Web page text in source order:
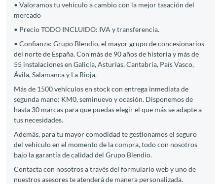
• Valoramos tu vehículo a cambio con la mejor tasación del
mercado
• Precio TODO INCLUIDO: IVA y transferencia.
• Confianza: Grupo Blendio, el mayor grupo de concesionarios
del norte de España. Con más de 90 años de historia y más de
55 instalaciones en Galicia, Asturias, Cantabria, País Vasco,
Ávila, Salamanca y La Rioja.
Más de 1500 vehículos en stock con entrega inmediata de
segunda mano: KM0, seminuevo y ocasión. Disponemos de
hasta 30 marcas para que puedas elegir el que más se adapte a
tus necesidades.
Además, para tu mayor comodidad te gestionamos el seguro
del vehículo en el momento de la compra, todo con nosotros
bajo la garantía de calidad del Grupo Blendio.
Contacta con nosotros a través del formulario web y uno de
nuestros asesores te atenderá de manera personalizada.